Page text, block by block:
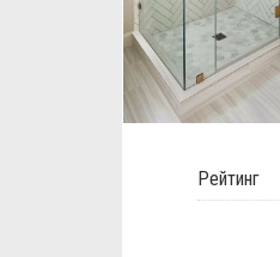
Рейтинг